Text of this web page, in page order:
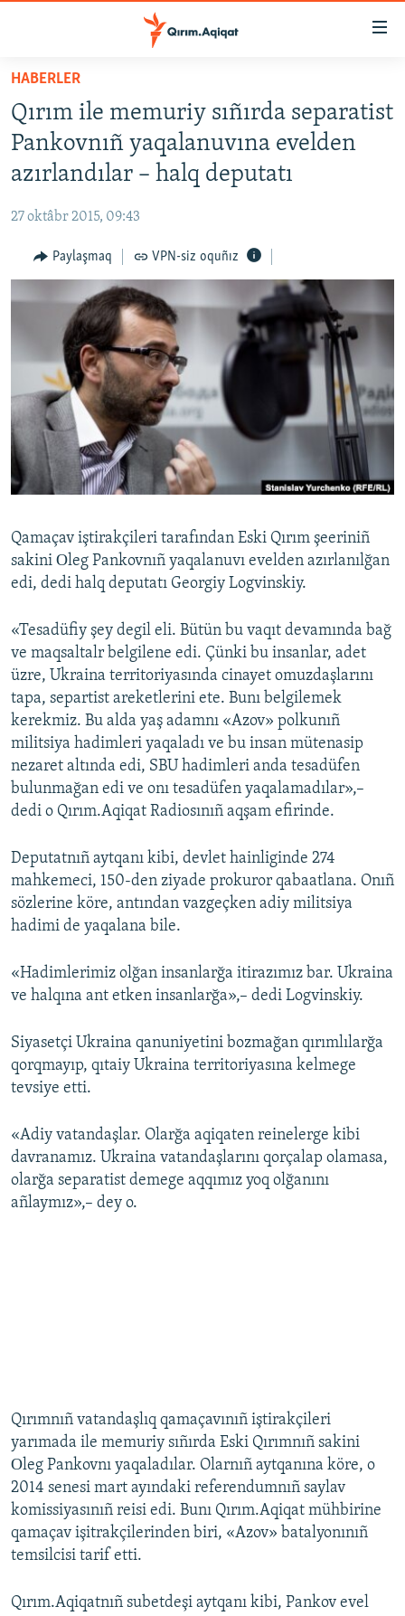
Esas
qaytmaq
Baş
navigatsiyağa
qaytmaq
Qıdıruvğa
SİYASET
İQTİSADİYAT
MEDENİYET
İNSAN AQLARI
BLOGLAR
FİKİR
Русский
Українською
HABERLER
Qırım ile memuriy sıñırda separatist
Pankovnıñ yaqalanuvına evelden
azırlandılar – halq deputatı
27 oktâbr 2015, 09:43
Paylaşmaq VPN-siz oquñız
Qamaçav iştirakçileri tarafından Eski Qırım şeeriniñ
sakini Оleg Pankovnıñ yaqalanuvı evelden azırlanılğan
edi, dedi halq deputatı Georgiy Logvinskiy.
«Tesadüfiy şey degil eli. Bütün bu vaqıt devamında bağ
ve maqsaltalr belgilene edi. Çünki bu insanlar, adet
üzre, Ukraina territoriyasında cinayet omuzdaşlarını
tapa, separtist areketlerini ete. Bunı belgilemek
kerekmiz. Bu alda yaş adamnı «Azov» polkunıñ
militsiya hadimleri yaqaladı ve bu insan mütenasip
nezaret altında edi, SBU hadimleri anda tesadüfen
bulunmağan edi ve onı tesadüfen yaqalamadılar»,–
dedi o Qırım.Aqiqat Radiosınıñ aqşam efirinde.
Deputatnıñ aytqanı kibi, devlet hainliginde 274
mahkemeci, 150-den ziyade prokuror qabaatlana. Onıñ
sözlerine köre, antından vazgeçken adiy militsiya
hadimi de yaqalana bile.
«Hadimlerimiz olğan insanlarğa itirazımız bar. Ukraina
ve halqına ant etken insanlarğa»,– dedi Logvinskiy.
Siyasetçi Ukraina qanuniyetini bozmağan qırımlılarğa
qorqmayıp, qıtaiy Ukraina territoriyasına kelmege
tevsiye etti.
«Adiy vatandaşlar. Olarğa aqiqaten reinelerge kibi
davranamız. Ukraina vatandaşlarını qorçalap olamasa,
olarğa separatist demege aqqımız yoq olğanını
añlaymız»,– dey o.
Qırımnıñ vatandaşlıq qamaçavınıñ iştirakçileri
yarımada ile memuriy sıñırda Eski Qırımnıñ sakini
Оleg Pankovnı yaqaladılar. Olarnıñ aytqanına köre, o
2014 senesi mart ayındaki referendumnıñ saylav
komissiyasınıñ reisi edi. Bunı Qırım.Aqiqat mühbirine
qamaçav işitrakçilerinden biri, «Azov» batalyonınıñ
temsilcisi tarif etti.
Qırım.Aqiqatnıñ subetdeşi aytqanı kibi, Pankov evel